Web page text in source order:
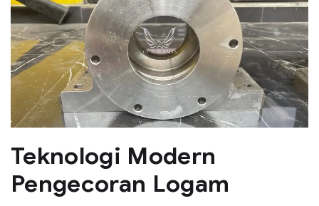
Teknologi Modern
Pengecoran Logam